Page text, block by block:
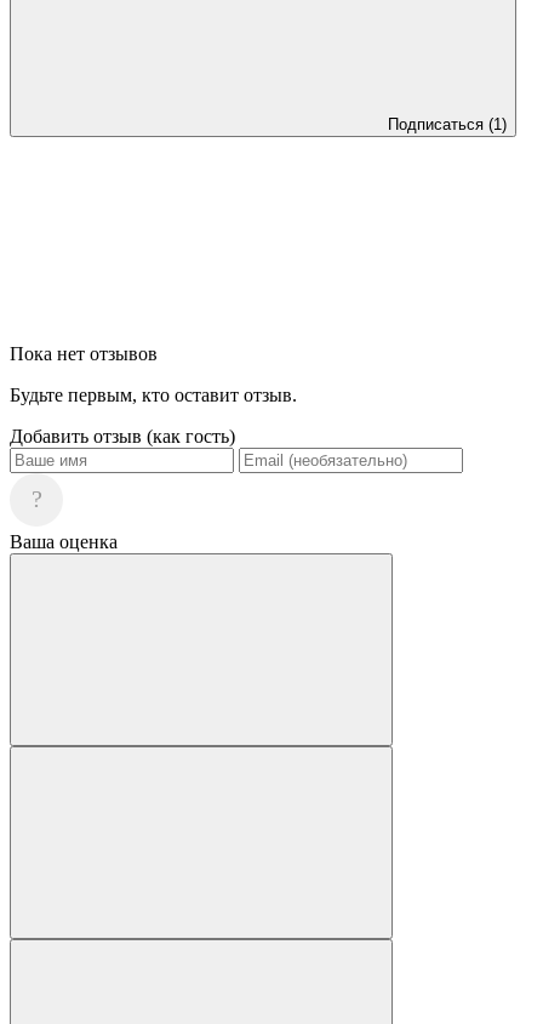
Подписаться (1)
Пока нет отзывов
Будьте первым, кто оставит отзыв.
Добавить отзыв (как гость)
?
Ваша оценка